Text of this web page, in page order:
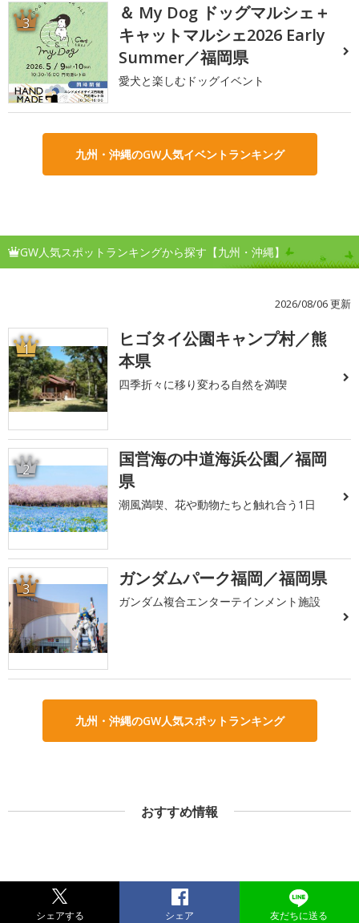
3
＆ My Dog ドッグマルシェ＋
キャットマルシェ2026 Early
Summer／福岡県
愛犬と楽しむドッグイベント
九州・沖縄のGW人気イベントランキング
GW人気スポットランキングから探す【九州・沖縄】
2026/08/06 更新
1
ヒゴタイ公園キャンプ村／熊
本県
四季折々に移り変わる自然を満喫
2
国営海の中道海浜公園／福岡
県
潮風満喫、花や動物たちと触れ合う1日
3 ガンダムパーク福岡／福岡県
ガンダム複合エンターテインメント施設
九州・沖縄のGW人気スポットランキング
おすすめ情報
シェアする シェア 友だちに送る